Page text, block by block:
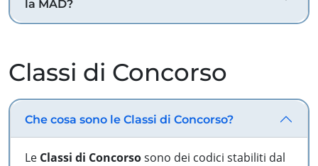
la MAD?
Classi di Concorso
Che cosa sono le Classi di Concorso?
Le Classi di Concorsosono dei codici stabiliti dal